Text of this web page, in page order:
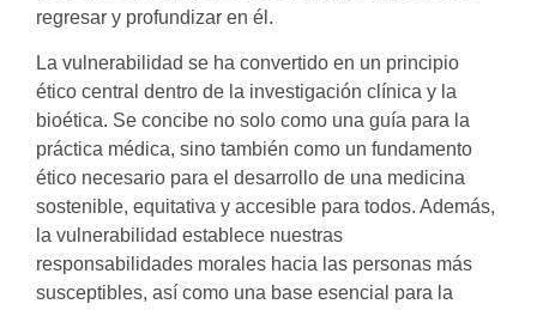
regresar y profundizar en él.
La vulnerabilidad se ha convertido en un principio
ético central dentro de la investigación clínica y la
bioética. Se concibe no solo como una guía para la
práctica médica, sino también como un fundamento
ético necesario para el desarrollo de una medicina
sostenible, equitativa y accesible para todos. Además,
la vulnerabilidad establece nuestras
responsabilidades morales hacia las personas más
susceptibles, así como una base esencial para la